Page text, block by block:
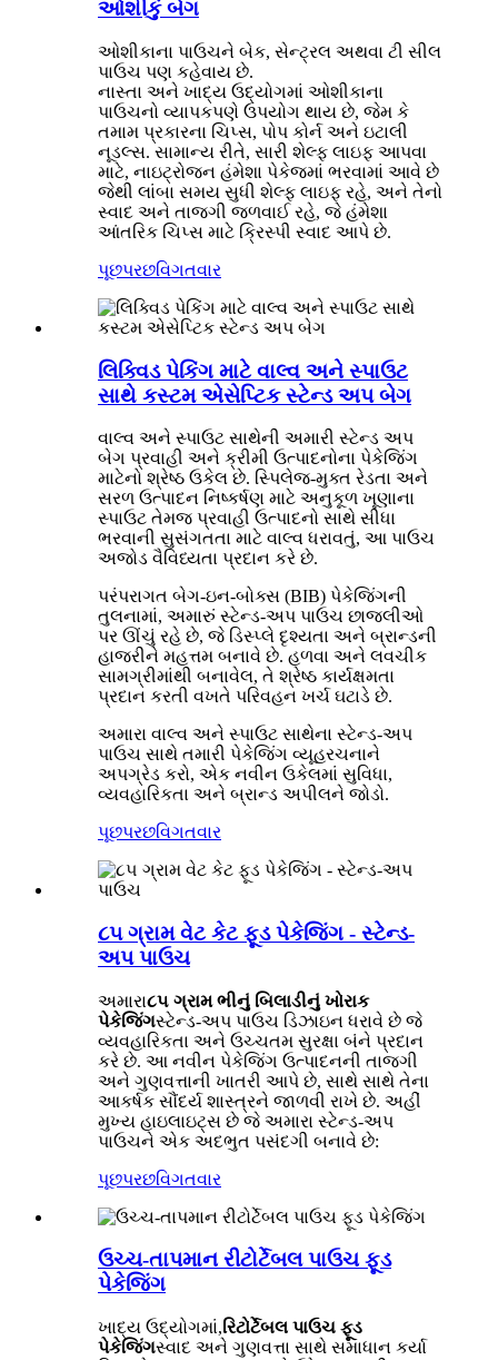
ઓશીકું બેગ
ઓશીકાના પાઉચને બેક, સેન્ટ્રલ અથવા ટી સીલ
પાઉચ પણ કહેવાય છે.
નાસ્તા અને ખાદ્ય ઉદ્યોગમાં ઓશીકાના
પાઉચનો વ્યાપકપણે ઉપયોગ થાય છે, જેમ કે
તમામ પ્રકારના ચિપ્સ, પોપ કોર્ન અને ઇટાલી
નૂડલ્સ. સામાન્ય રીતે, સારી શેલ્ફ લાઇફ આપવા
માટે, નાઇટ્રોજન હંમેશા પેકેજમાં ભરવામાં આવે છે
જેથી લાંબા સમય સુધી શેલ્ફ લાઇફ રહે, અને તેનો
સ્વાદ અને તાજગી જળવાઈ રહે, જે હંમેશા
આંતરિક ચિપ્સ માટે ક્રિસ્પી સ્વાદ આપે છે.
પૂછપરછવિગતવાર
લિક્વિડ પેકિંગ માટે વાલ્વ અને સ્પાઉટ
સાથે કસ્ટમ એસેપ્ટિક સ્ટેન્ડ અપ બેગ
વાલ્વ અને સ્પાઉટ સાથેની અમારી સ્ટેન્ડ અપ
બેગ પ્રવાહી અને ક્રીમી ઉત્પાદનોના પેકેજિંગ
માટેનો શ્રેષ્ઠ ઉકેલ છે. સ્પિલેજ-મુક્ત રેડતા અને
સરળ ઉત્પાદન નિષ્કર્ષણ માટે અનુકૂળ ખૂણાના
સ્પાઉટ તેમજ પ્રવાહી ઉત્પાદનો સાથે સીધા
ભરવાની સુસંગતતા માટે વાલ્વ ધરાવતું, આ પાઉચ
અજોડ વૈવિધ્યતા પ્રદાન કરે છે.
પરંપરાગત બેગ-ઇન-બોક્સ (BIB) પેકેજિંગની
તુલનામાં, અમારું સ્ટેન્ડ-અપ પાઉચ છાજલીઓ
પર ઊંચું રહે છે, જે ડિસ્પ્લે દૃશ્યતા અને બ્રાન્ડની
હાજરીને મહત્તમ બનાવે છે. હળવા અને લવચીક
સામગ્રીમાંથી બનાવેલ, તે શ્રેષ્ઠ કાર્યક્ષમતા
પ્રદાન કરતી વખતે પરિવહન ખર્ચ ઘટાડે છે.
અમારા વાલ્વ અને સ્પાઉટ સાથેના સ્ટેન્ડ-અપ
પાઉચ સાથે તમારી પેકેજિંગ વ્યૂહરચનાને
અપગ્રેડ કરો, એક નવીન ઉકેલમાં સુવિધા,
વ્યવહારિકતા અને બ્રાન્ડ અપીલને જોડો.
પૂછપરછવિગતવાર
૮૫ ગ્રામ વેટ કેટ ફૂડ પેકેજિંગ - સ્ટેન્ડ-
અપ પાઉચ
અમારા૮૫ ગ્રામ ભીનું બિલાડીનું ખોરાક
પેકેજિંગસ્ટેન્ડ-અપ પાઉચ ડિઝાઇન ધરાવે છે જે
વ્યવહારિકતા અને ઉચ્ચતમ સુરક્ષા બંને પ્રદાન
કરે છે. આ નવીન પેકેજિંગ ઉત્પાદનની તાજગી
અને ગુણવત્તાની ખાતરી આપે છે, સાથે સાથે તેના
આકર્ષક સૌંદર્ય શાસ્ત્રને જાળવી રાખે છે. અહીં
મુખ્ય હાઇલાઇટ્સ છે જે અમારા સ્ટેન્ડ-અપ
પાઉચને એક અદભુત પસંદગી બનાવે છે:
પૂછપરછવિગતવાર
ઉચ્ચ-તાપમાન રીટોર્ટેબલ પાઉચ ફૂડ
પેકેજિંગ
ખાદ્ય ઉદ્યોગમાં,રિટોર્ટેબલ પાઉચ ફૂડ
પેકેજિંગસ્વાદ અને ગુણવત્તા સાથે સમાધાન કર્યા